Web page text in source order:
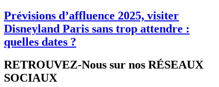
Prévisions d’affluence 2025, visiter
Disneyland Paris sans trop attendre :
quelles dates ?
RETROUVEZ-Nous sur nos RÉSEAUX
SOCIAUX